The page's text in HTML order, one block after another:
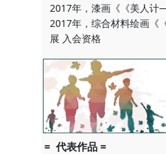
2017年，漆画《《美人
2017年，综合材料绘画《
展 入会资格
= 代表作品 =